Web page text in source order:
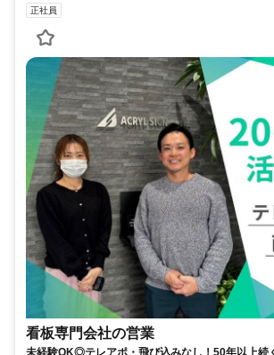
正社員
看板専門会社の営業
未経験OK◎テレアポ・飛び込みなし！50年以上続